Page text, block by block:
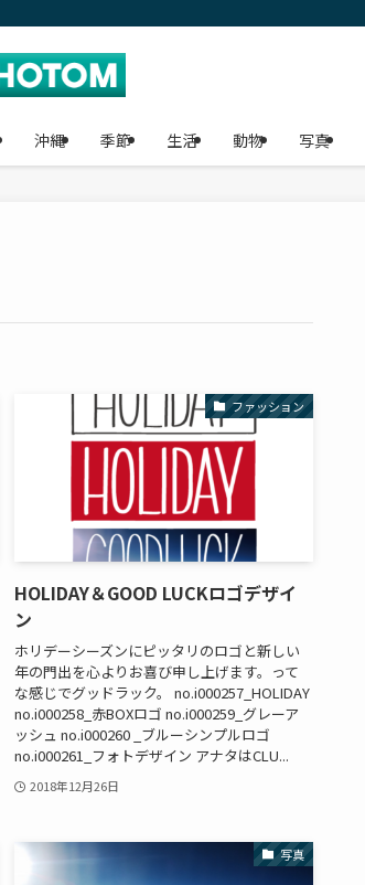
沖縄 季節 生活 動物 写真
ファッション
HOLIDAY＆GOOD LUCKロゴデザイ
ン
ホリデーシーズンにピッタリのロゴと新しい
年の門出を心よりお喜び申し上げます。って
な感じでグッドラック。 no.i000257_HOLIDAY
no.i000258_赤BOXロゴ no.i000259_グレーア
ッシュ no.i000260 _ブルーシンプルロゴ
no.i000261_フォトデザイン アナタはCLU...
2018年12月26日
写真